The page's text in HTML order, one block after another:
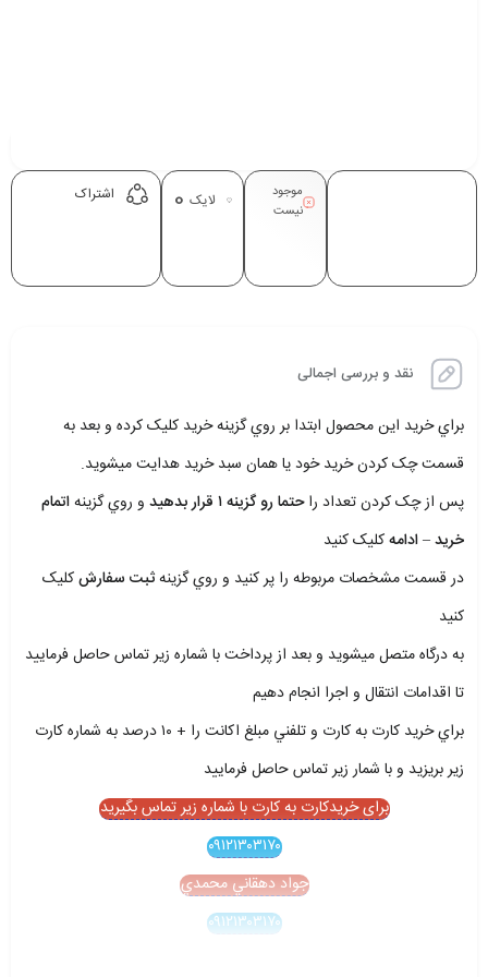
موجود
نیست
لایک 0 اشتراک
نقد و بررسی اجمالی
براي خريد اين محصول ابتدا بر روي گزينه خريد کليک کرده و بعد به
قسمت چک کردن خريد خود يا همان سبد خريد هدايت ميشويد.
پس از چک کردن تعداد راحتما رو گزينه ۱ قرار بدهيد و روي گزينهاتمام
خريد – ادامهکليک کنيد
در قسمت مشخصات مربوطه را پر کنيد و روي گزينهثبت سفارشکليک
کنيد
به درگاه متصل ميشويد و بعد از پرداخت با شماره زير تماس حاصل فرماييد
تا اقدامات انتقال و اجرا انجام دهيم
براي خريد کارت به کارت و تلفني مبلغ اکانت را + ۱۰ درصد به شماره کارت
زير بريزيد و با شمار زير تماس حاصل فرماييد
برای خریدکارت به کارت با شماره زیر تماس بگیرید
۰۹۱۲۱۳۰۳۱۷۰
جواد دهقاني محمدي
۰۹۱۲۱۳۰۳۱۷۰